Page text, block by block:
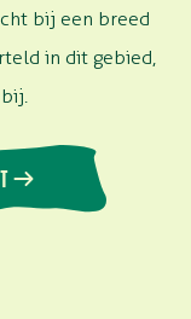
bij een breed
in dit gebied,